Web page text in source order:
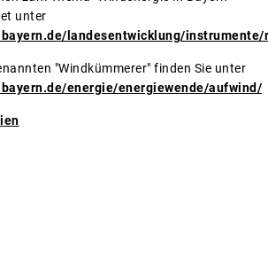
unter
landesentwicklung/
"Windkümmerer" finden Sie unter
energie/energiewende/aufwind/